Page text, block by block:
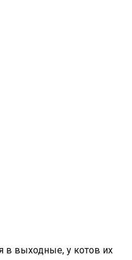
выходные, у котов их